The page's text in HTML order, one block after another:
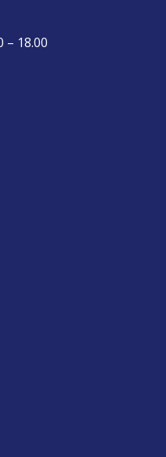
– 18.00